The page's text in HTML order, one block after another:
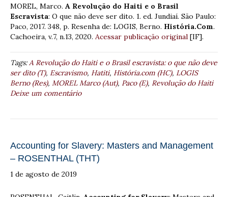
MOREL, Marco. A Revolução do Haiti e o Brasil
Escravista: O que não deve ser dito. 1. ed. Jundiaí. São Paulo:
Paco, 2017. 348, p. Resenha de: LOGIS, Berno. História.Com.
Cachoeira, v.7, n.13, 2020. Acessar publicação original [IF].
Tags:A Revolução do Haiti e o Brasil escravista: o que não deve
ser dito (T), Escravismo, Hatiti, História.com (HC), LOGIS
Berno (Res), MOREL Marco (Aut), Paco (E), Revolução do Haiti
Deixe um comentário
Accounting for Slavery: Masters and Management
– ROSENTHAL (THT)
1 de agosto de 2019